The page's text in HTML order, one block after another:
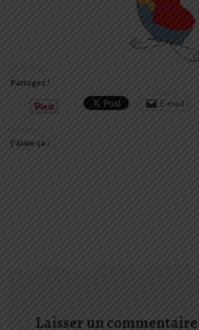
Partagez !
E-mail
J’aime ça :
Laisser un commentaire